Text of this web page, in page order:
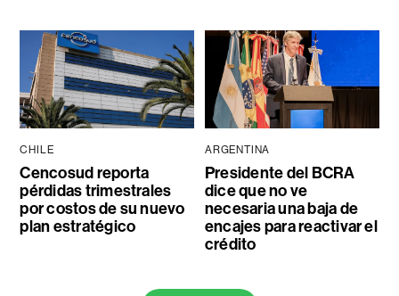
CHILE
Cencosud reporta
pérdidas trimestrales
por costos de su nuevo
plan estratégico
ARGENTINA
Presidente del BCRA
dice que no ve
necesaria una baja de
encajes para reactivar el
crédito